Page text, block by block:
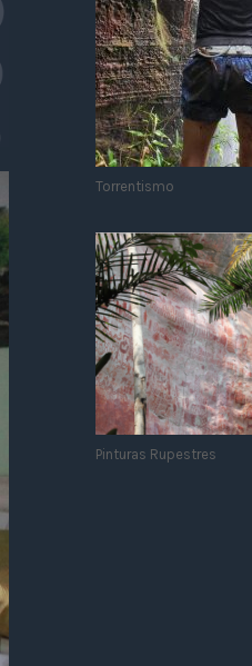
Torrentismo
Pinturas Rupestres